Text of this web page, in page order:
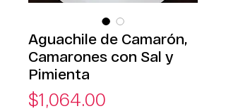
Aguachile de Camarón,
Camarones con Sal y
Pimienta
$1,064.00